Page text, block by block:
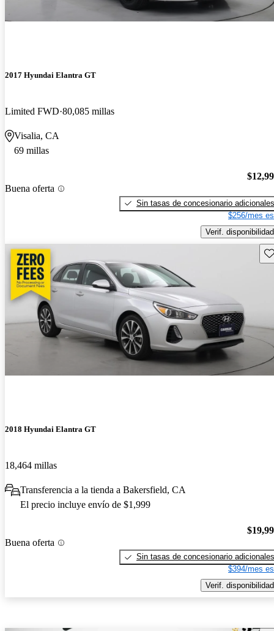
2017 Hyundai Elantra GT
Limited FWD 80,085 millas
Visalia, CA
69 millas
Buena oferta
Sin tasas de concesionario adicionales
$256/mes
Verif. disponibilidad
2018 Hyundai Elantra GT
18,464 millas
Transferencia a la tienda a Bakersfield, CA
El precio incluye envío de $1,999
Buena oferta
Sin tasas de concesionario adicionales
$394/mes
Verif. disponibilidad